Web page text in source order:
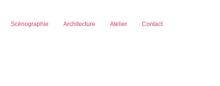
Scénographie Architecture Atelier Contact